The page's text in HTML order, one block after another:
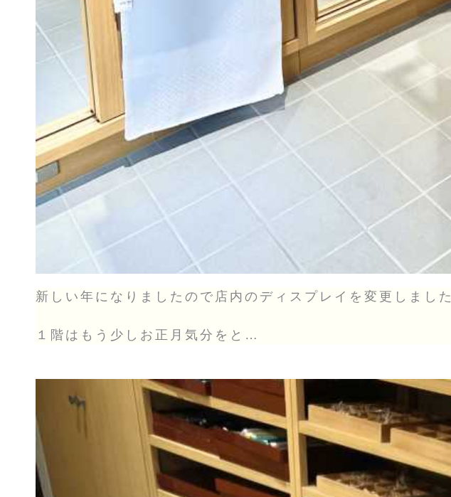
新しい年になりましたので店内のディスプレイを変更しました
１階はもう少しお正月気分をと…